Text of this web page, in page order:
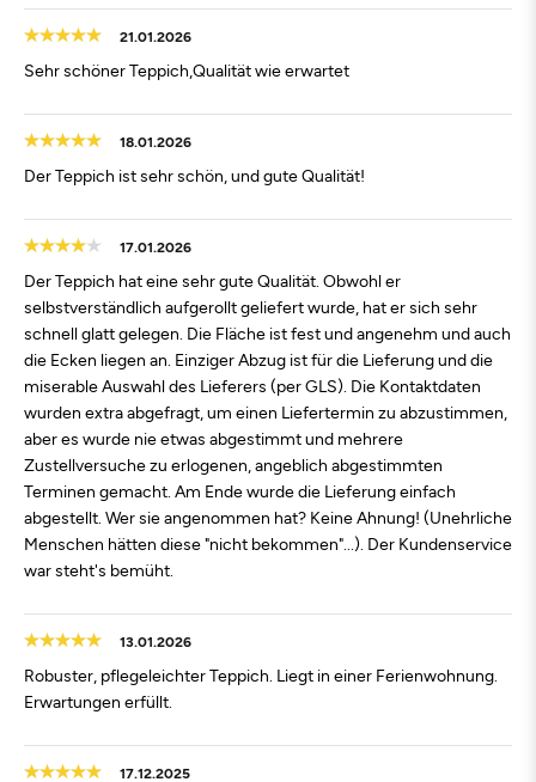
21.01.2026
Sehr schöner Teppich,Qualität wie erwartet
18.01.2026
Der Teppich ist sehr schön, und gute Qualität!
17.01.2026
Der Teppich hat eine sehr gute Qualität. Obwohl er
selbstverständlich aufgerollt geliefert wurde, hat er sich sehr
schnell glatt gelegen. Die Fläche ist fest und angenehm und auch
die Ecken liegen an. Einziger Abzug ist für die Lieferung und die
miserable Auswahl des Lieferers (per GLS). Die Kontaktdaten
wurden extra abgefragt, um einen Liefertermin zu abzustimmen,
aber es wurde nie etwas abgestimmt und mehrere
Zustellversuche zu erlogenen, angeblich abgestimmten
Terminen gemacht. Am Ende wurde die Lieferung einfach
abgestellt. Wer sie angenommen hat? Keine Ahnung! (Unehrliche
Menschen hätten diese "nicht bekommen"...). Der Kundenservice
war steht's bemüht.
13.01.2026
Robuster, pflegeleichter Teppich. Liegt in einer Ferienwohnung.
Erwartungen erfüllt.
17.12.2025